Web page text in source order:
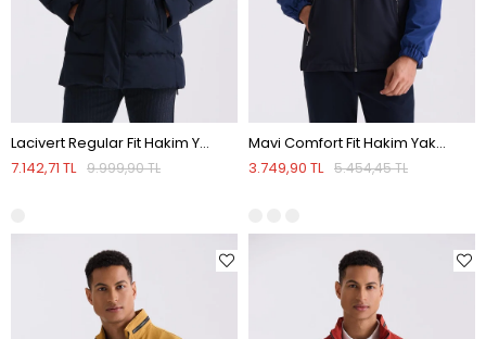
Lacivert Regular Fit Hakim Yaka Gizli Fermuarlı Şişme Mont
7.142,71 TL 9.999,90 TL
Mavi Comfort Fit Hakim Yaka Mevsimlik Mont
3.749,90 TL 5.454,45 TL